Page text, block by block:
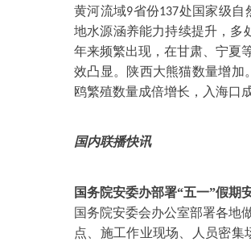
黄河流域9省份137处国家级自
地水源涵养能力持续提升，多
年来频繁出现，在甘肃、宁夏
效凸显。陕西大熊猫数量增加
鸥繁殖数量成倍增长，入海口
国内联播快讯
国务院安委办部署“五一”假期
国务院安委会办公室部署各地
点、施工作业现场、人员密